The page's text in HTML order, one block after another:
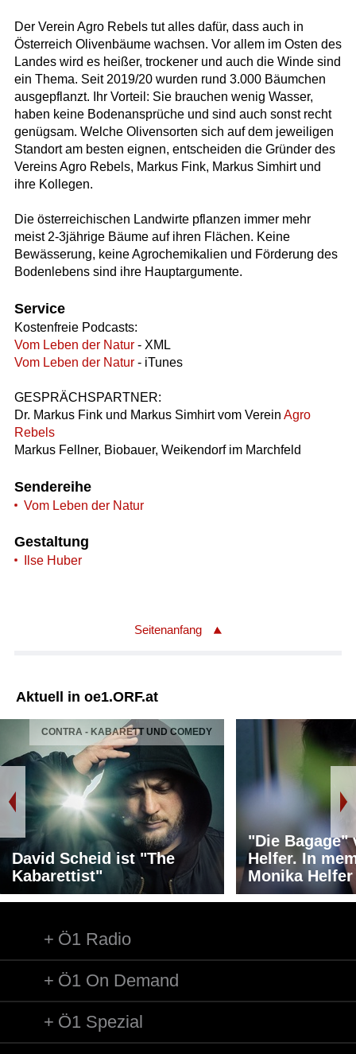
Der Verein Agro Rebels tut alles dafür, dass auch in
Österreich Olivenbäume wachsen. Vor allem im Osten des
Landes wird es heißer, trockener und auch die Winde sind
ein Thema. Seit 2019/20 wurden rund 3.000 Bäumchen
ausgepflanzt. Ihr Vorteil: Sie brauchen wenig Wasser,
haben keine Bodenansprüche und sind auch sonst recht
genügsam. Welche Olivensorten sich auf dem jeweiligen
Standort am besten eignen, entscheiden die Gründer des
Vereins Agro Rebels, Markus Fink, Markus Simhirt und
ihre Kollegen.
Die österreichischen Landwirte pflanzen immer mehr
meist 2-3jährige Bäume auf ihren Flächen. Keine
Bewässerung, keine Agrochemikalien und Förderung des
Bodenlebens sind ihre Hauptargumente.
Service
Kostenfreie Podcasts:
Vom Leben der Natur- XML
Vom Leben der Natur- iTunes
GESPRÄCHSPARTNER:
Dr. Markus Fink und Markus Simhirt vom Verein Agro
Rebels
Markus Fellner, Biobauer, Weikendorf im Marchfeld
Sendereihe
Vom Leben der Natur
Gestaltung
Ilse Huber
Seitenanfang
Aktuell in oe1.ORF.at
CONTRA - KABARETT UND COMEDY
David Scheid ist "The
Kabarettist"
"Die Bagage"
Helfer. In
Monika Helfer
Ö1 Radio
Ö1 On Demand
Ö1 Spezial